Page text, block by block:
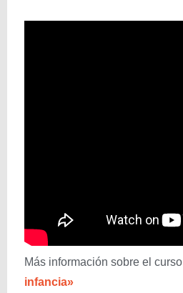
Más información sobre el curso
infancia»